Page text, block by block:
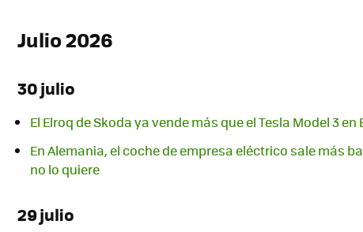
Julio 2026
30 julio
El Elroq de Skoda ya vende más que el Tesla Model 3
En Alemania, el coche de empresa eléctrico sale más
no lo quiere
29 julio